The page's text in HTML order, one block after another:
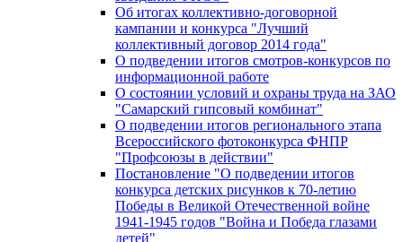
Об итогах коллективно-договорной
кампании и конкурса "Лучший
коллективный договор 2014 года"
О подведении итогов смотров-конкурсов по
информационной работе
О состоянии условий и охраны труда на ЗАО
"Самарский гипсовый комбинат"
О подведении итогов регионального этапа
Всероссийского фотоконкурса ФНПР
"Профсоюзы в действии"
Постановление "О подведении итогов
конкурса детских рисунков к 70-летию
Победы в Великой Отечественной войне
1941-1945 годов "Война и Победа глазами
детей"